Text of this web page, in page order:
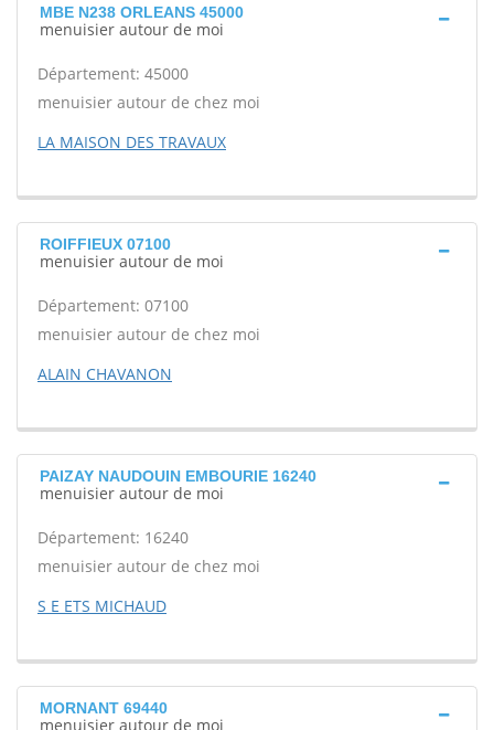
MBE N238 ORLEANS 45000
menuisier autour de moi
Département: 45000
menuisier autour de chez moi
LA MAISON DES TRAVAUX
ROIFFIEUX 07100
menuisier autour de moi
Département: 07100
menuisier autour de chez moi
ALAIN CHAVANON
PAIZAY NAUDOUIN EMBOURIE 16240
menuisier autour de moi
Département: 16240
menuisier autour de chez moi
S E ETS MICHAUD
MORNANT 69440
menuisier autour de moi